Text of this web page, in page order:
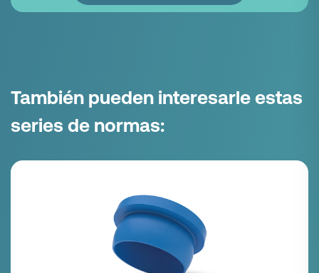
También pueden interesarle estas
series de normas: